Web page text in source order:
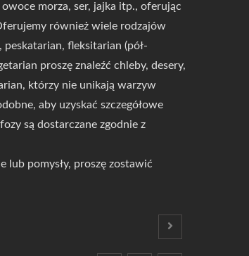
morza, ser, jajka itp., oferując
również wiele rodzajów
fleksitarian (pół-
proszę znaleźć chleby, desery,
którzy nie unikają warzyw
aby uzyskać szczegółowe
są dostarczane zgodnie z
lub pomysły, proszę zostawić